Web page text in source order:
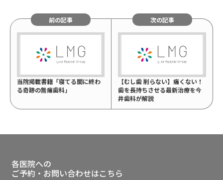
前の記事
当院掲載書籍「寝てる間に終わ
る奇跡の無痛歯科」
次の記事
【むし歯 削らない】痛くない！
歯を長持ちさせる最新治療を今
井歯科が解説
各医院への
ご予約・お問い合わせはこちら